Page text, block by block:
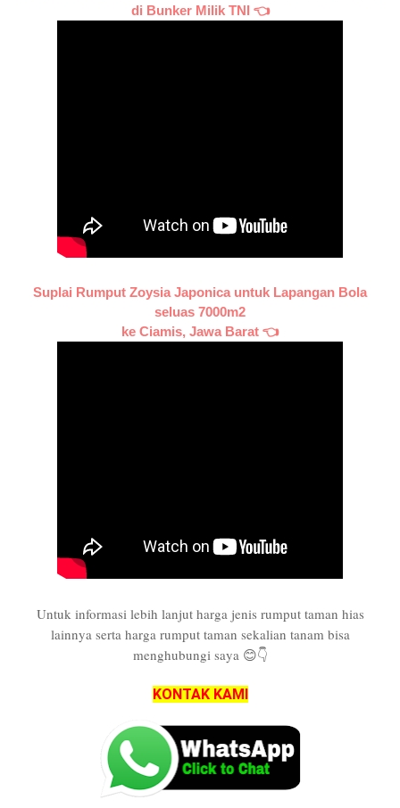
di Bunker Milik TNI 👈
Suplai Rumput Zoysia Japonica untuk Lapangan Bola
seluas 7000m2
ke Ciamis, Jawa Barat 👈
Untuk informasi lebih lanjut harga jenis rumput taman hias
lainnya serta harga rumput taman sekalian tanam bisa
menghubungi saya 😊👇
KONTAK KAMI